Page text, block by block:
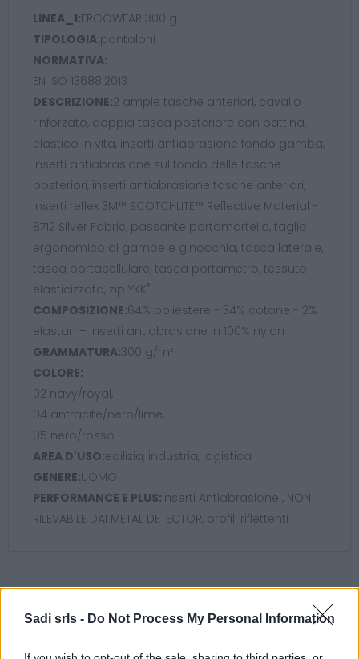
Sadi srls - Do Not Process My Personal Information
LINEA_1:ERGOWEAR 300 g
TIPOLOGIA:pantaloni
NORMATIVA:
EN ISO 13688:2013
DESCRIZIONE:2 ampie tasche anteriori, cavallo
rinforzato, doppia tasca posteriore con pattina,
elastico in vita, inserti antiabrasione fondo gamba,
inserti antiabrasione sul fondo delle tasche
posteriori, inserti antiabrasione tasche anteriori,
inserti reflex 3M™ SCOTCHLITE™ Reflective Material -
8712 Silver Fabric, passante portamartello, taglio
ergonomico di gambe e ginocchia, tasca laterale,
tasca portacellulare, tasca portametro, tessuto
elasticizzato, zip YKK®
COMPOSIZIONE:64% poliestere - 34% cotone - 2%
elastan + inserti antiabrasione in 100% nylon
GRAMMATURA:300 g/m²
COLORE:
02 navy/royal,
04 antracite/nero/lime,
05 nero/rosso
AREA D'USO:edilizia, industria, logistica
GENERE:UOMO
PERFORMANCE E PLUS:Inserti Antiabrasione , NON
RILEVABILE DAI METAL DETECTOR, profili riflettenti